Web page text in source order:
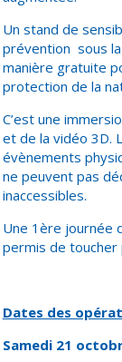
Un stand de
prévention sous
manière gratuite
protection de la
C’est une
et de la vidéo 3D.
évènements
ne peuvent pas
inaccessibles.
Une 1 ère journée
permis de toucher
Dates des
Samedi 21